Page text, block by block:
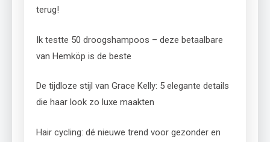
terug!
Ik testte 50 droogshampoos – deze betaalbare
van Hemköp is de beste
De tijdloze stijl van Grace Kelly: 5 elegante details
die haar look zo luxe maakten
Hair cycling: dé nieuwe trend voor gezonder en